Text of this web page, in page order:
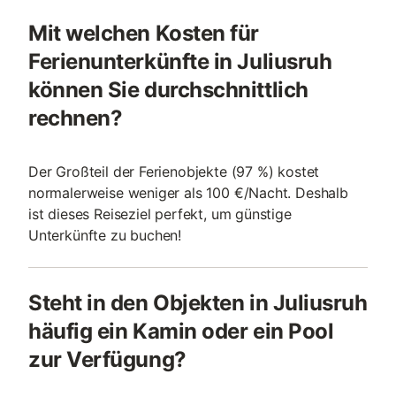
Mit welchen Kosten für
Ferienunterkünfte in Juliusruh
können Sie durchschnittlich
rechnen?
Der Großteil der Ferienobjekte (97 %) kostet
normalerweise weniger als 100 €/Nacht. Deshalb
ist dieses Reiseziel perfekt, um günstige
Unterkünfte zu buchen!
Steht in den Objekten in Juliusruh
häufig ein Kamin oder ein Pool
zur Verfügung?